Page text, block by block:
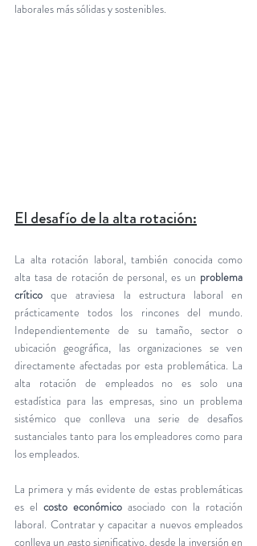
laborales más sólidas y sostenibles.
El desafío de la alta rotación:
La alta rotación laboral, también conocida como
alta tasa de rotación de personal, es un problema
crítico que atraviesa la estructura laboral en
prácticamente todos los rincones del mundo.
Independientemente de su tamaño, sector o
ubicación geográfica, las organizaciones se ven
directamente afectadas por esta problemática. La
alta rotación de empleados no es solo una
estadística para las empresas, sino un problema
sistémico que conlleva una serie de desafíos
sustanciales tanto para los empleadores como para
los empleados.
La primera y más evidente de estas problemáticas
es el costo económico asociado con la rotación
laboral. Contratar y capacitar a nuevos empleados
conlleva un gasto significativo, desde la inversión en